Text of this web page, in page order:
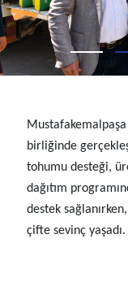
birliğinde
tohumu desteği,
dağıtım
destek
çifte sevinç yaşadı.